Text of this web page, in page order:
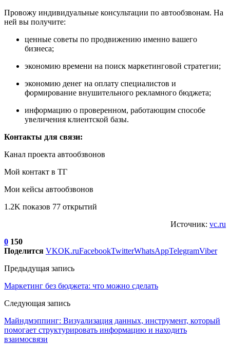
Провожу индивидуальные консультации по автообзвонам. На
ней вы получите:
ценные советы по продвижению именно вашего
бизнеса;
экономию времени на поиск маркетинговой стратегии;
экономию денег на оплату специалистов и
формирование внушительного рекламного бюджета;
информацию о проверенном, работающим способе
увеличения клиентской базы.
Контакты для связи:
Канал проекта автообзвонов
Мой контакт в ТГ
Мои кейсы автообзвонов
1.2K показов 77 открытий
Источник: vc.ru
0 150
Поделится VKOK.ruFacebookTwitterWhatsAppTelegramViber
Предыдущая запись
Маркетинг без бюджета: что можно сделать
Следующая запись
Майндмэппинг: Визуализация данных, инструмент, который
помогает структурировать информацию и находить
взаимосвязи